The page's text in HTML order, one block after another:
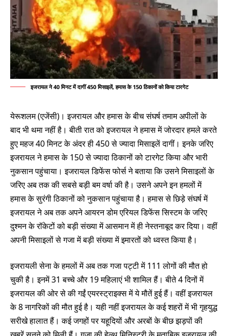
इजरायल ने 40 मिनट में दागीं 450 मिसाइलें, हमास के 150 ठिकानों को किया टारगेट
येरूशलम (एजेंसी)। इजरायल और हमास के बीच संघर्ष तमाम अपीलों के
बाद भी थमा नहीं है। बीती रात को इजरायल ने हमास में जोरदार हमले करते
हुए महज 40 मिनट के अंदर ही 450 से ज्यादा मिसाइलें दागीं। इनके जरिए
इजरायल ने हमास के 150 से ज्यादा ठिकानों को टारगेट किया और भारी
नुकसान पहुंचाया। इजरायल डिफेंस फोर्स ने बताया कि उसने मिसाइलों के
जरिए अब तक की सबसे बड़ी बम वर्षा की है। उसने अपने इन हमलों में
हमास के सुरंगी ठिकानों को नुकसान पहुंचाया है। हमास से छिड़े संघर्ष में
इजरायल ने अब तक अपने आयरन डोम एरियल डिफेंस सिस्टम के जरिए
दुश्मन के रॉकेटों को बड़ी संख्या में आसमान में ही नेस्तनाबूद कर दिया। वहीं
अपनी मिसाइलों से गजा में बड़ी संख्या में इमारतों को ध्वस्त किया है।
इजरायली सेना के हमलों में अब तक गजा पट्टी में 111 लोगों की मौत हो
चुकी है। इनमें 31 बच्चे और 19 महिलाएं भी शामिल हैं। बीते 4 दिनों में
इजरायल की ओर से की गईं एयरस्ट्राइक्स में ये मौतें हुई हैं। वहीं इजरायल
के 8 नागरिकों की मौत हुई है। यही नहीं इजरायल के कई शहरों में भी गृहयुद्ध
सरीखे हालात हैं। कई जगहों पर यहूदियों और अरबों के बीछ झड़पों की